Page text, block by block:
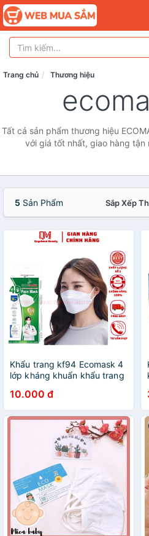
Trang chủ Thương hiệu
Tất cả sản phẩm thương hiệu
với giá tốt nhất, giao hàng tận
5 Sản Phẩm Sắp Xếp
Khẩu trang kf94 Ecomask 4
lớp kháng khuẩn khẩu trang
10.000 đ